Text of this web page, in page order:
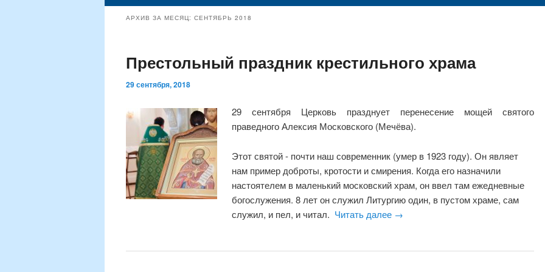
содержимому
содержимому
АРХИВ ЗА МЕСЯЦ: СЕНТЯБРЬ 2018
Престольный праздник крестильного храма
29 сентября, 2018
29 сентября Церковь празднует перенесение мощей святого
праведного Алексия Московского (Мечёва).
Этот святой - почти наш современник (умер в 1923 году). Он являет
нам пример доброты, кротости и смирения. Когда его назначили
настоятелем в маленький московский храм, он ввел там ежедневные
богослужения. 8 лет он служил Литургию один, в пустом храме, сам
служил, и пел, и читал. Читать далее →